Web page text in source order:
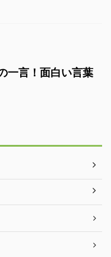
一言！面白い言葉